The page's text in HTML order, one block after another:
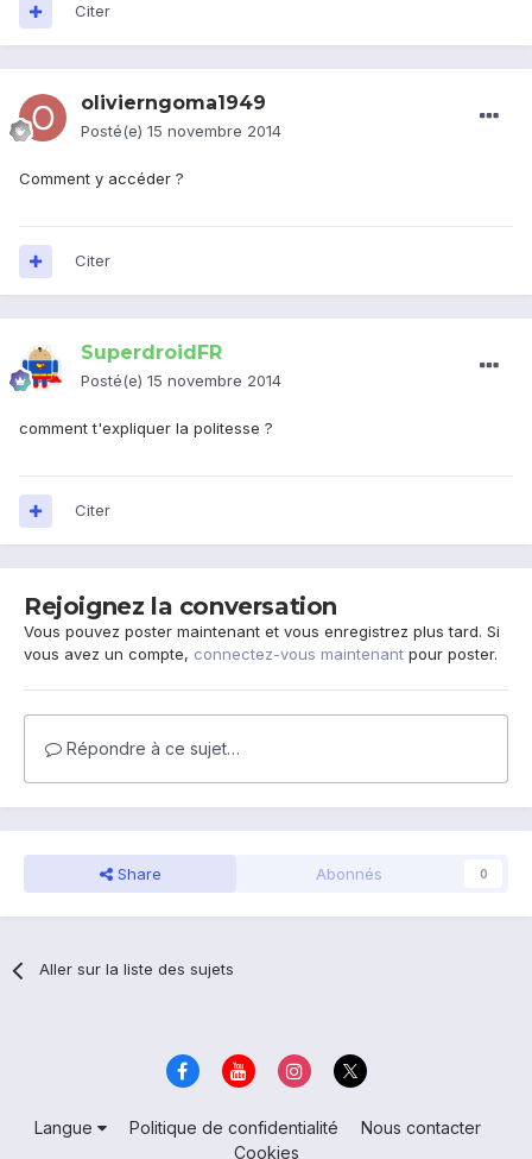
Citer
olivierngoma1949
Posté(e) 15 novembre 2014
Comment y accéder ?
Citer
SuperdroidFR
Posté(e) 15 novembre 2014
comment t'expliquer la politesse ?
Citer
Rejoignez la conversation
Vous pouvez poster maintenant et vous enregistrez plus tard. Si
vous avez un compte, connectez-vous maintenant pour poster.
Répondre à ce sujet…
Share Abonnés 0
Aller sur la liste des sujets
Langue Politique de confidentialité
Nous contacter
Cookies